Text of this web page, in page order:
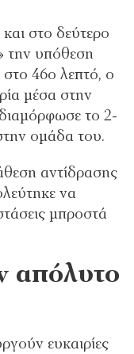
στο δεύτερο
την υπόθεση
46ο λεπτό, ο
μέσα στην
το 2-
ομάδα του.
αντίδρασης
να
μπροστά
απόλυτο
ευκαιρίες